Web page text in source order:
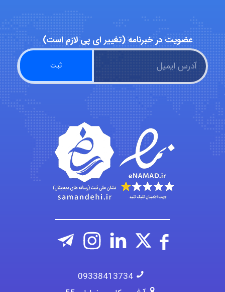
Iman Hosseini
Chehri
roya_boostani
amir
عضویت در خبرنامه (تغییر ای پی لازم است)
09338413734